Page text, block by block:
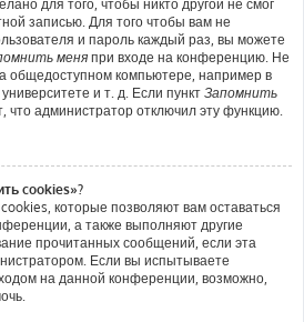
для того, чтобы никто другой не смог
записью. Для того чтобы вам не
и пароль каждый раз, вы можете
меня при входе на конференцию. Не
общедоступном компьютере, например в
и т. д. Если пункт Запомнить
что администратор отключил эту функцию.
cookies»?
которые позволяют вам оставаться
а также выполняют другие
прочитанных сообщений, если эта
Если вы испытываете
на данной конференции, возможно,